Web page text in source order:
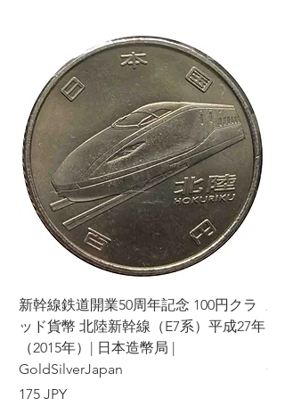
新幹線鉄道開業50周年記念 100円クラ
ッド貨幣 北陸新幹線（E7系）平成27年
（2015年）| 日本造幣局 |
GoldSilverJapan
Precio
175 JPY